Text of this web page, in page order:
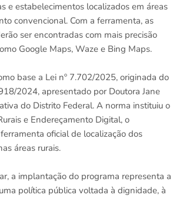
e estabelecimentos localizados em áreas
convencional. Com a ferramenta, as
ser encontradas com mais precisão
Google Maps, Waze e Bing Maps.
base a Lei nº 7.702/2025, originada do
2024, apresentado por Doutora Jane
do Distrito Federal. A norma instituiu o
e Endereçamento Digital, o
oficial de localização dos
áreas rurais.
a implantação do programa representa a
política pública voltada à dignidade, à